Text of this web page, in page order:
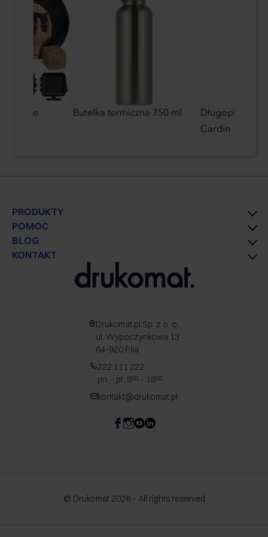
cube Butelka termiczna 750 ml
Długopis
Cardin
PRODUKTY
POMOC
BLOG
KONTAKT
Drukomat.pl Sp. z o. o.
ul. Wypoczynkowa 13
64-920 Piła
222 111 222
pn. - pt. 800 - 1800
kontakt@drukomat.pl
© Drukomat 2026 – All rights reserved